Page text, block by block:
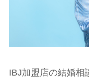
IBJ加盟店の結婚相